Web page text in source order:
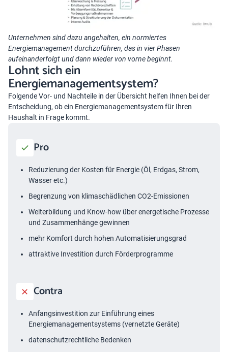
Unternehmen sind dazu angehalten, ein normiertes
Energiemanagement durchzuführen, das in vier Phasen
aufeinanderfolgt und dann wieder von vorne beginnt.
Lohnt sich ein
Energiemanagementsystem?
Folgende Vor- und Nachteile in der Übersicht helfen Ihnen bei der
Entscheidung, ob ein Energiemanagementsystem für Ihren
Haushalt in Frage kommt.
Pro
Reduzierung der Kosten für Energie (Öl, Erdgas, Strom,
Wasser etc.)
Begrenzung von klimaschädlichen CO2-Emissionen
Weiterbildung und Know-how über energetische Prozesse
und Zusammenhänge gewinnen
mehr Komfort durch hohen Automatisierungsgrad
attraktive Investition durch Förderprogramme
Contra
Anfangsinvestition zur Einführung eines
Energiemanagementsystems (vernetzte Geräte)
datenschutzrechtliche Bedenken